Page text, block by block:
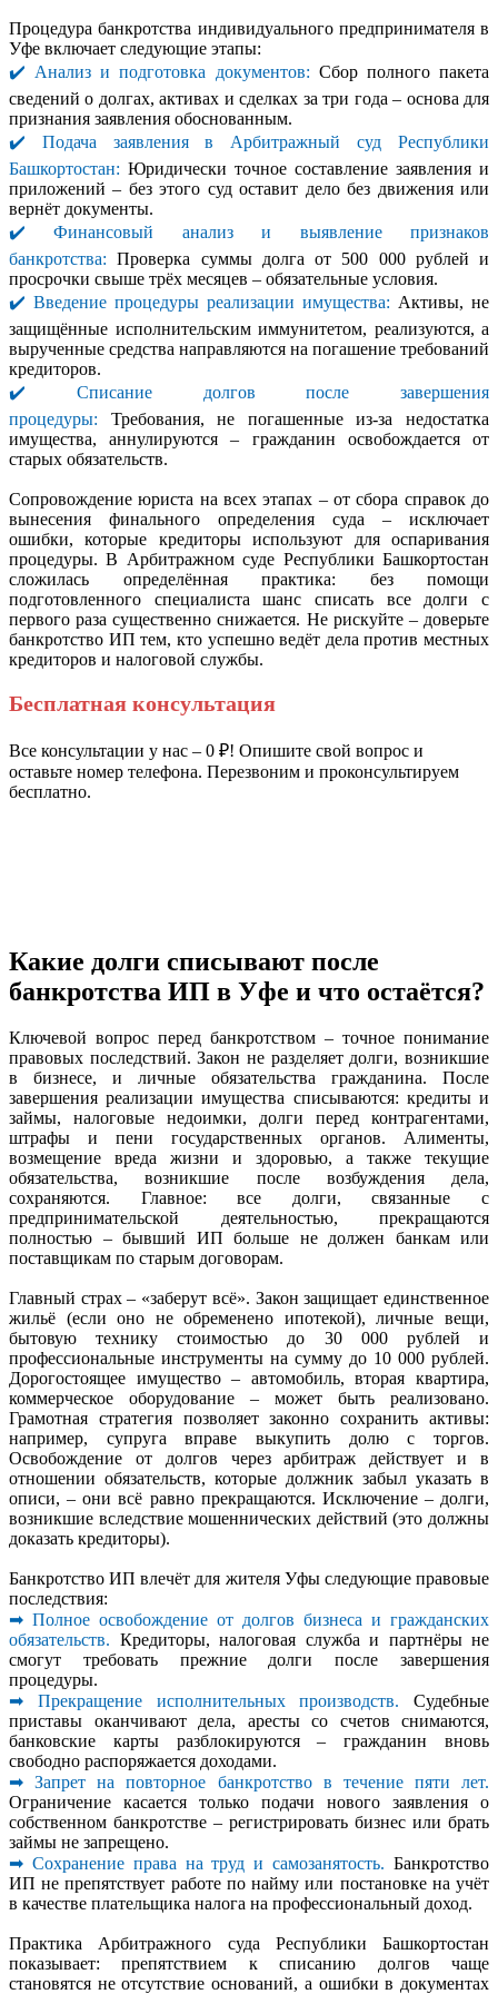
Процедура банкротства индивидуального предпринимателя в
Уфе включает следующие этапы:
✔️ Анализ и подготовка документов: Сбор полного пакета
сведений о долгах, активах и сделках за три года – основа для
признания заявления обоснованным.
✔️ Подача заявления в Арбитражный суд Республики
Башкортостан: Юридически точное составление заявления и
приложений – без этого суд оставит дело без движения или
вернёт документы.
✔️ Финансовый анализ и выявление признаков
банкротства: Проверка суммы долга от 500 000 рублей и
просрочки свыше трёх месяцев – обязательные условия.
✔️ Введение процедуры реализации имущества: Активы, не
защищённые исполнительским иммунитетом, реализуются, а
вырученные средства направляются на погашение требований
кредиторов.
✔️ Списание долгов после завершения
процедуры: Требования, не погашенные из-за недостатка
имущества, аннулируются – гражданин освобождается от
старых обязательств.
Сопровождение юриста на всех этапах – от сбора справок до
вынесения финального определения суда – исключает
ошибки, которые кредиторы используют для оспаривания
процедуры. В Арбитражном суде Республики Башкортостан
сложилась определённая практика: без помощи
подготовленного специалиста шанс списать все долги с
первого раза существенно снижается. Не рискуйте – доверьте
банкротство ИП тем, кто успешно ведёт дела против местных
кредиторов и налоговой службы.
Бесплатная консультация
Все консультации у нас – 0 ₽! Опишите свой вопрос и
оставьте номер телефона. Перезвоним и проконсультируем
бесплатно.
Какие долги списывают после
банкротства ИП в Уфе и что остаётся?
Ключевой вопрос перед банкротством – точное понимание
правовых последствий. Закон не разделяет долги, возникшие
в бизнесе, и личные обязательства гражданина. После
завершения реализации имущества списываются: кредиты и
займы, налоговые недоимки, долги перед контрагентами,
штрафы и пени государственных органов. Алименты,
возмещение вреда жизни и здоровью, а также текущие
обязательства, возникшие после возбуждения дела,
сохраняются. Главное: все долги, связанные с
предпринимательской деятельностью, прекращаются
полностью – бывший ИП больше не должен банкам или
поставщикам по старым договорам.
Главный страх – «заберут всё». Закон защищает единственное
жильё (если оно не обременено ипотекой), личные вещи,
бытовую технику стоимостью до 30 000 рублей и
профессиональные инструменты на сумму до 10 000 рублей.
Дорогостоящее имущество – автомобиль, вторая квартира,
коммерческое оборудование – может быть реализовано.
Грамотная стратегия позволяет законно сохранить активы:
например, супруга вправе выкупить долю с торгов.
Освобождение от долгов через арбитраж действует и в
отношении обязательств, которые должник забыл указать в
описи, – они всё равно прекращаются. Исключение – долги,
возникшие вследствие мошеннических действий (это должны
доказать кредиторы).
Банкротство ИП влечёт для жителя Уфы следующие правовые
последствия:
➡ Полное освобождение от долгов бизнеса и гражданских
обязательств. Кредиторы, налоговая служба и партнёры не
смогут требовать прежние долги после завершения
процедуры.
➡ Прекращение исполнительных производств. Судебные
приставы оканчивают дела, аресты со счетов снимаются,
банковские карты разблокируются – гражданин вновь
свободно распоряжается доходами.
➡ Запрет на повторное банкротство в течение пяти лет.
Ограничение касается только подачи нового заявления о
собственном банкротстве – регистрировать бизнес или брать
займы не запрещено.
➡ Сохранение права на труд и самозанятость. Банкротство
ИП не препятствует работе по найму или постановке на учёт
в качестве плательщика налога на профессиональный доход.
Практика Арбитражного суда Республики Башкортостан
показывает: препятствием к списанию долгов чаще
становятся не отсутствие оснований, а ошибки в документах